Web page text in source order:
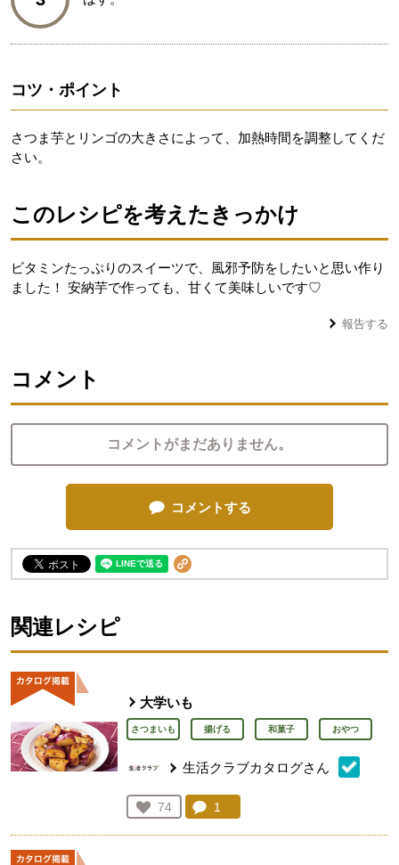
コツ・ポイント
さつま芋とリンゴの大きさによって、加熱時間を調整してくだ
さい。
このレシピを考えたきっかけ
ビタミンたっぷりのスイーツで、風邪予防をしたいと思い作り
ました！ 安納芋で作っても、甘くて美味しいです♡
報告する
コメント
コメントがまだありません。
コメントする
関連レシピ
大学いも
さつまいも 揚げる 和菓子 おやつ
生活クラブカタログさん
お気に入り登録：
74
人が登録
コメント：
1